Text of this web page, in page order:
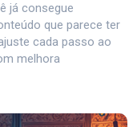
já consegue
que parece ter
cada passo ao
melhora